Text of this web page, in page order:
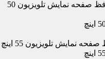
قیمت و خرید اینترنتی انواع محافظ صفحه نمایش تلویزیون 50
نمایش تلویزیون 55 اینچ